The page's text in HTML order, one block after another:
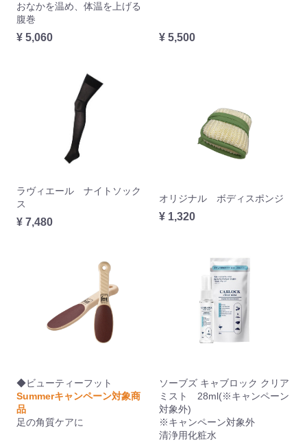
おなかを温め、体温を上げる
腹巻
¥ 5,060 ¥ 5,500
ラヴィエール ナイトソック
ス
¥ 7,480
オリジナル ボディスポンジ
¥ 1,320
◆ビューティーフット
Summerキャンペーン対象商
品
足の角質ケアに
ソーブズ キャブロック クリア
ミスト 28ml(※キャンペーン
対象外)
※キャンペーン対象外
清浄用化粧水